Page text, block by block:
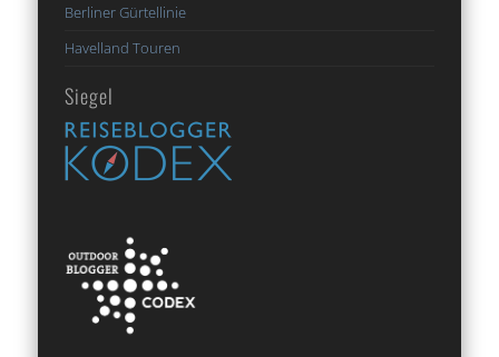
Berliner Gürtellinie
Havelland Touren
Siegel